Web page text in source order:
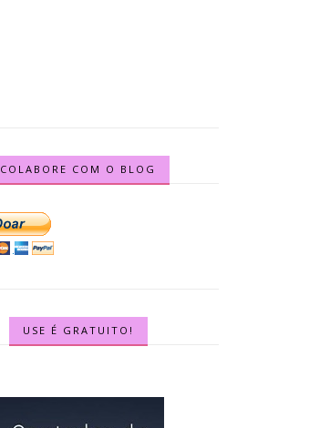
COLABORE COM O BLOG
USE É GRATUITO!